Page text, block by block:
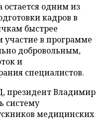
остается одним из
кадров в
быстрее
участие в программе
добровольным,
и
специалистов.
президент Владимир
систему
медицинских